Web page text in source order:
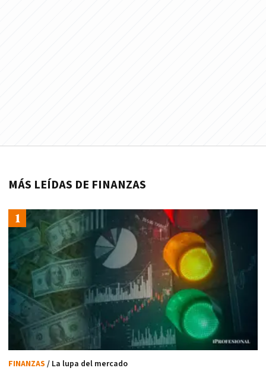
MÁS LEÍDAS DE FINANZAS
FINANZAS / La lupa del mercado